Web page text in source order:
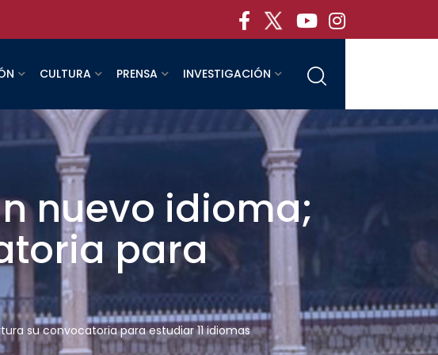
CULTURA PRENSA INVESTIGACIÓN
nuevo idioma;
para
su convocatoria para estudiar 11 idiomas